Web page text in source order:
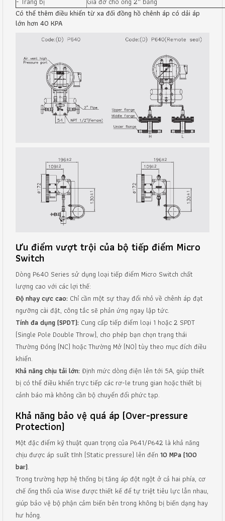
Có thể thêm điều khiển từ xa đối đồng hồ chênh áp có dải áp
lớn hơn 40 KPA
Ưu điểm vượt trội của bộ tiếp điểm Micro
Switch
Dòng P640 Series sử dụng loại tiếp điểm Micro Switch chất
lượng cao với các lợi thế:
Độ nhạy cực cao: Chỉ cần một sự thay đổi nhỏ về chênh áp đạt
ngưỡng cài đặt, công tắc sẽ phản ứng ngay lập tức.
Tính đa dụng (SPDT): Cung cấp tiếp điểm loại 1 hoặc 2 SPDT
(Single Pole Double Throw), cho phép bạn chọn trạng thái
Thường Đóng (NC) hoặc Thường Mở (NO) tùy theo mục đích điều
khiển.
Khả năng chịu tải lớn:Định mức dòng điện lên tới 5A, giúp thiết
bị có thể điều khiển trực tiếp các rơ-le trung gian hoặc thiết bị
cảnh báo mà không cần bộ chuyển đổi phức tạp.
Khả năng bảo vệ quá áp (Over-pressure
Protection)
Một đặc điểm kỹ thuật quan trọng của P641/P642 là khả năng
chịu được áp suất tĩnh (Static pressure) lên đến 10 MPa (100
bar).
Trong trường hợp hệ thống bị tăng áp đột ngột ở cả hai phía, cơ
chế ống thổi của Wise được thiết kế để tự triệt tiêu lực lẫn nhau,
giúp bảo vệ bộ phận cảm biến bên trong không bị biến dạng hay
hư hỏng.